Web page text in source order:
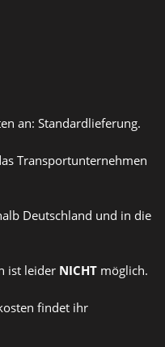
an: Standardlieferung.
Transportunternehmen
Deutschland und in die
ist leider NICHT möglich.
findet ihr